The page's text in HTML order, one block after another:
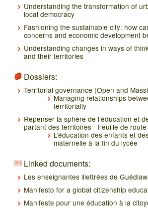
Understanding the transformation of
local democracy
Fashioning the sustainable city: how
concerns and economic development
Understanding changes in ways of
and their territories
Dossiers:
Territorial governance (Open and
Managing relationships
territorially
Repenser la sphère de l’éducation et
partant des territoires - Feuille de route
L’éducation des enfants et
maternelle à la fin du lycée
Linked documents:
Les enseignantes illettrées de
Manifesto for a global citizenship
Manifeste pour une éducation à la